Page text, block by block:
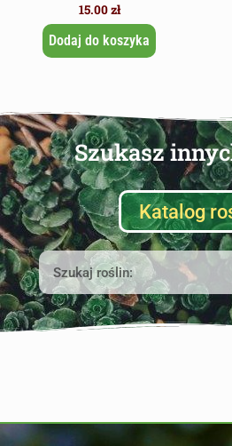
15.00zł
Dodaj do koszyka
Szukasz
Katalog